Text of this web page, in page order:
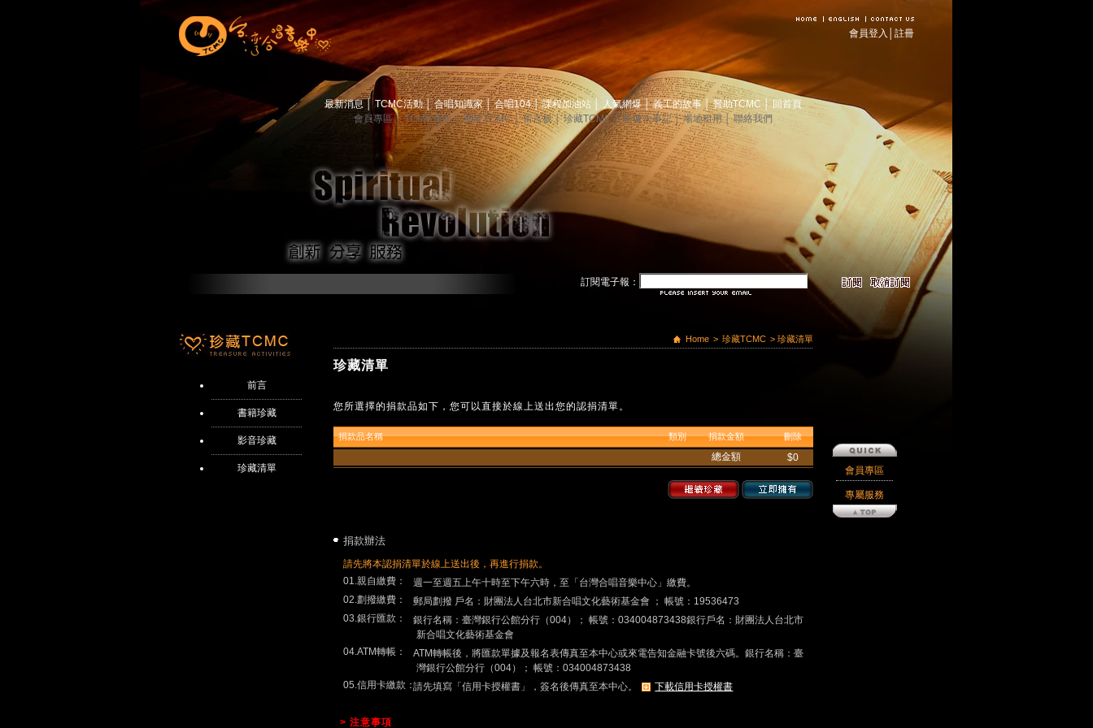
註冊
會員登入
最新消息 TCMC活動│ 合唱知識家│ 合唱104│ 課程加油站 人氣網爆│ 義工的故事 │ 贊助TCMC │ 回首頁
會員專區│ TCMC會訊│ 關於TCMC│ 留言板│ 珍藏TCMC│ 映像大事記│ 場地租用│ 聯絡我們
訂閱電子報：
前言
書籍珍藏
影音珍藏
珍藏清單
Home > 珍藏TCMC > 珍藏清單
珍藏清單
您所選擇的捐款品如下，您可以直接於線上送出您的認捐清單。
捐款品名稱 類別 捐款金額 刪除
總金額 $0
捐款辦法
請先將本認捐清單於線上送出後，再進行捐款。
01.親自繳費：
週一至週五上午十時至下午六時，至「台灣合唱音樂中心」繳費。
02.劃撥繳費：
郵局劃撥 戶名：財團法人台北市新合唱文化藝術基金會 ； 帳號：19536473
03.銀行匯款：
銀行名稱：臺灣銀行公館分行（004）； 帳號：034004873438銀行戶名：財團法人台北市
新合唱文化藝術基金會
04.ATM轉帳：
ATM轉帳後，將匯款單據及報名表傳真至本中心或來電告知金融卡號後六碼。銀行名稱：臺
灣銀行公館分行（004）； 帳號：034004873438
05.信用卡繳款：請先填寫「信用卡授權書」，簽名後傳真至本中心。 下載信用卡授權書
> 注意事項
會員專區
專屬服務